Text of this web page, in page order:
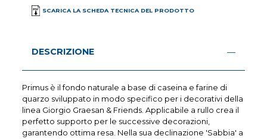
SCARICA LA SCHEDA TECNICA DEL PRODOTTO
DESCRIZIONE
Primus è il fondo naturale a base di caseina e farine di
quarzo sviluppato in modo specifico per i decorativi della
linea Giorgio Graesan & Friends. Applicabile a rullo crea il
perfetto supporto per le successive decorazioni,
garantendo ottima resa. Nella sua declinazione 'Sabbia' a